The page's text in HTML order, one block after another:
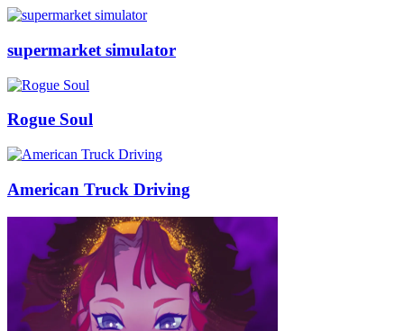
supermarket simulator
Rogue Soul
American Truck Driving